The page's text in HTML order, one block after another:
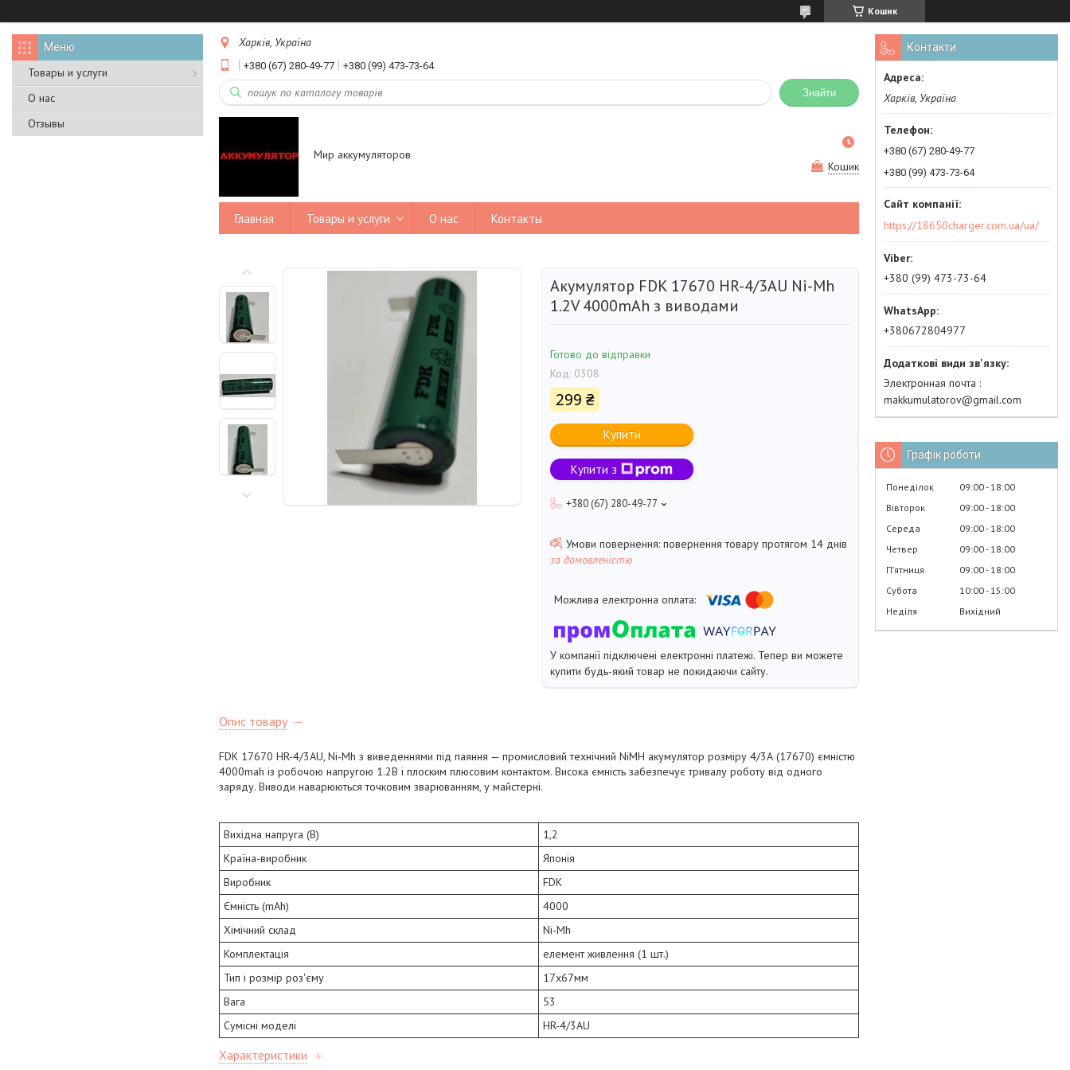
Кошик
Товары и услуги
О нас
Отзывы
Харків, Україна
+380 (67) 280-49-77 +380 (99) 473-73-64
Знайти
Мир аккумуляторов
Кошик
Главная Товары и услуги О нас Контакты
Акумулятор FDK 17670 HR-4/3AU Ni-Mh
1.2V 4000mAh з виводами
Готово до відправки
Код: 0308
299 ₴
Купити
Купити з
+380 (67) 280-49-77
повернення товару протягом 14 днів
за домовленістю
У компанії підключені електронні платежі. Тепер ви можете
купити будь-який товар не покидаючи сайту.
Опис товару
FDK 17670 HR-4/3AU, Ni-Mh з виведеннями під паяння — промисловий технічний NiMH акумулятор розміру 4/3А (17670) ємністю
4000mah із робочою напругою 1.2В і плоским плюсовим контактом. Висока ємність забезпечує тривалу роботу від одного
заряду. Виводи наварюються точковим зварюванням, у майстерні.
Вихідна напруга (В)
1,2
Країна-виробник
Японія
Виробник
FDK
Ємність (mAh)
4000
Хімічний склад
Ni-Mh
Комплектація
елемент живлення (1 шт.)
Тип і розмір роз'єму
17x67мм
Вага
53
Сумісні моделі
HR-4/3AU
Характеристики
Контакти
Харків, Україна
+380 (67) 280-49-77
+380 (99) 473-73-64
https://18650charger.com.ua/ua/
+380 (99) 473-73-64
+380672804977
Электронная почта
makkumulatorov@gmail.com
Графік роботи
Понеділок 09:00 18:00
Вівторок
09:00 18:00
Середа
09:00 18:00
Четвер
09:00 18:00
Пʼятниця
09:00 18:00
Субота
10:00 15:00
Неділя
Вихідний